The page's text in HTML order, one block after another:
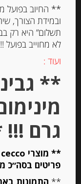
דבש טבעי
** החיוב בפועל
ובמידת הצורך,
תשלום” היא רק
לא מחוייב בפועל
ועוד :
**
גרם
פריטים בסה״כ
** התמונות